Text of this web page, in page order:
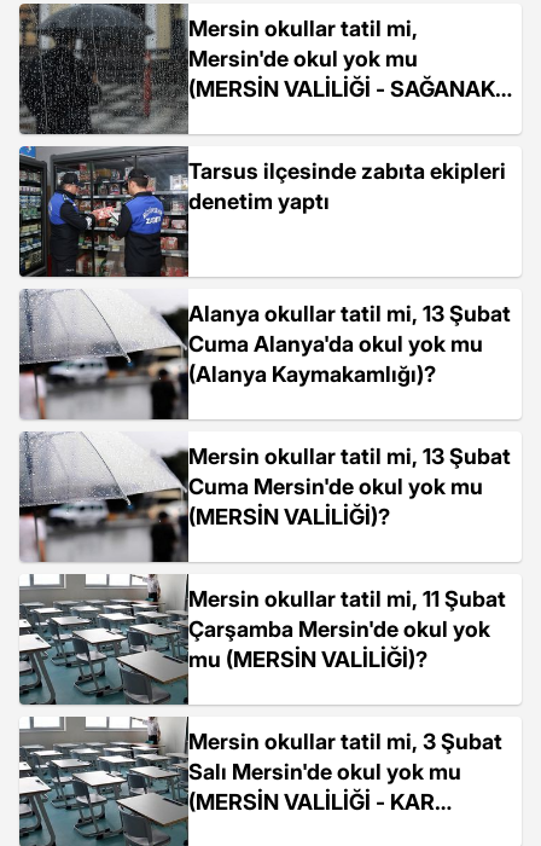
Mersin okullar tatil mi,
Mersin'de okul yok mu
(MERSİN VALİLİĞİ - SAĞANAK
Tarsus ilçesinde zabıta ekipleri
denetim yaptı
Alanya okullar tatil mi, 13 Şubat
Cuma Alanya'da okul yok mu
(Alanya Kaymakamlığı)?
Mersin okullar tatil mi, 13 Şubat
Cuma Mersin'de okul yok mu
(MERSİN VALİLİĞİ)?
Mersin okullar tatil mi, 11 Şubat
Çarşamba Mersin'de okul yok
mu (MERSİN VALİLİĞİ)?
Mersin okullar tatil mi, 3 Şubat
Salı Mersin'de okul yok mu
(MERSİN VALİLİĞİ - KAR